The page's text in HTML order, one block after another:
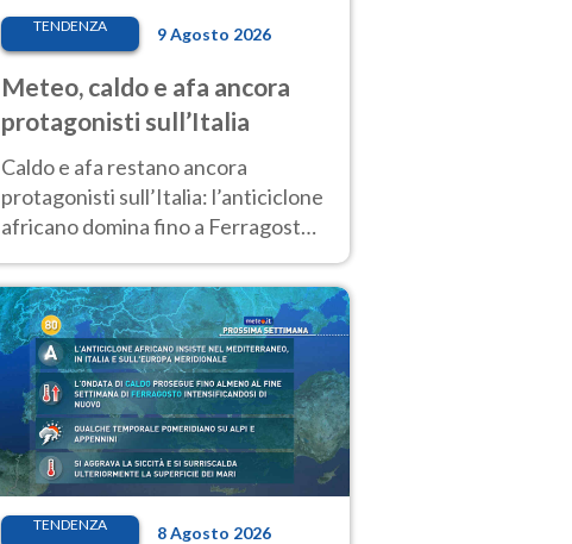
TENDENZA 9 Agosto 2026
Meteo, caldo e afa ancora
protagonisti sull’Italia
Caldo e afa restano ancora
protagonisti sull’Italia: l’anticiclone
africano domina fino a Ferragosto,
cambiamento
TENDENZA 8 Agosto 2026